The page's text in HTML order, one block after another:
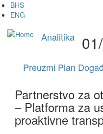
Skip
to
content
BHS
ENG
Analitika
Preuzmi Plan
Partnerstvo za
– Platforma za
proaktivne